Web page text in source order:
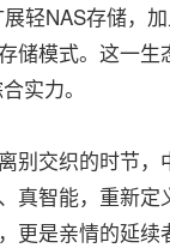
轻NAS存储，
储模式。这一生
实力。
交织的时节，
真智能，重新定
更是亲情的延续